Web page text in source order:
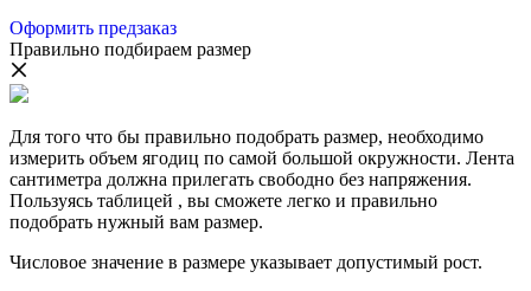
Оформить предзаказ
Правильно подбираем размер
Для того что бы правильно подобрать размер, необходимо
измерить объем ягодиц по самой большой окружности. Лента
сантиметра должна прилегать свободно без напряжения.
Пользуясь таблицей , вы сможете легко и правильно
подобрать нужный вам размер.
Числовое значение в размере указывает допустимый рост.